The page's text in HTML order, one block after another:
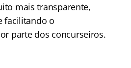
mais transparente,
facilitando o
parte dos concurseiros.